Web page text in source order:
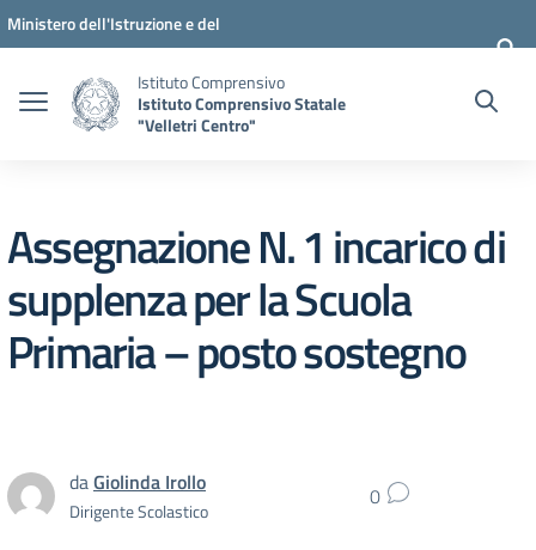
Vai ai contenuti
Vai al menu di navigazione
Vai al footer
Ministero dell'Istruzione e del
Istituto Comprensivo
Istituto Comprensivo Statale
"Velletri Centro"
Assegnazione N. 1 incarico di
supplenza per la Scuola
Primaria – posto sostegno
daGiolinda Irollo
Dirigente Scolastico 0